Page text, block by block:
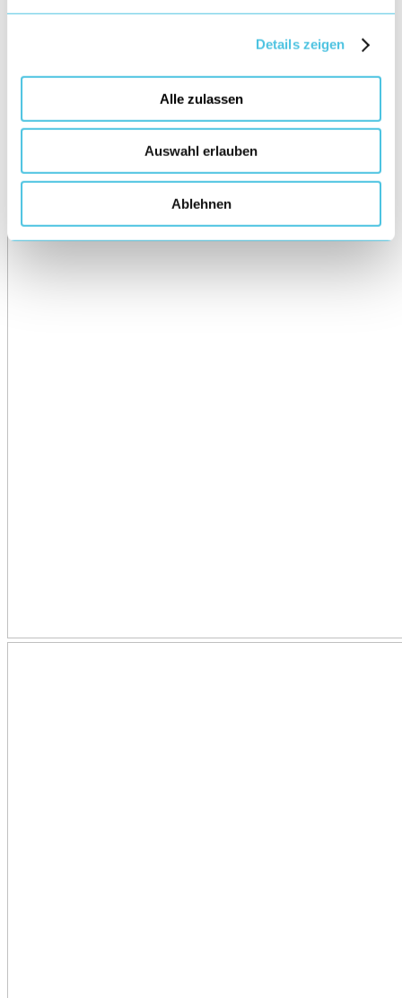
Details zeigen
Alle zulassen
Auswahl erlauben
Ablehnen